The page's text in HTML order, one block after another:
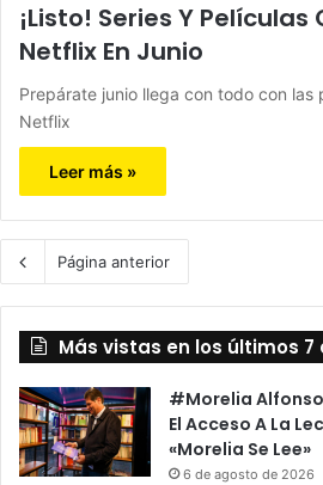
¡Listo! Series Y
Netflix En Junio
Prepárate junio llega con todo con las
Netflix
Leer más »
Página anterior
Más vistas en los últimos 7
#Morelia
El Acceso A La
«Morelia Se Lee»
6 de agosto de 2026